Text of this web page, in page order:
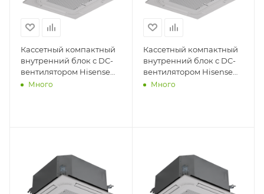
Кассетный компактный
внутренний блок с DC-
вентилятором Hisense
AVC-15HJFA
Много
Кассетный компактный
внутренний блок с DC-
вентилятором Hisense
AVC-12HJFA
Много